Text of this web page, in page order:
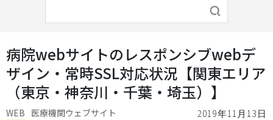
病院webサイトのレスポンシブwebデ
ザイン・常時SSL対応状況【関東エリア
（東京・神奈川・千葉・埼玉）】
2019年11月13日
WEB 医療機関ウェブサイト